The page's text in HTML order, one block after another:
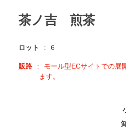
茶ノ吉 煎茶
ロット 6
販路
モール型ECサイトでの展
ます。